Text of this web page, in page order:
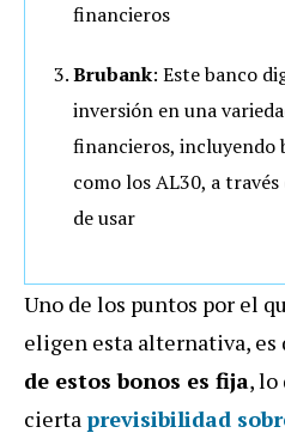
financieros
Brubank: Este banco
inversión en una
financieros, incluyendo
como los AL30, a
de usar
Uno de los puntos por el
eligen esta alternativa, es
de estos bonos es fija, lo
ciertaprevisibilidad